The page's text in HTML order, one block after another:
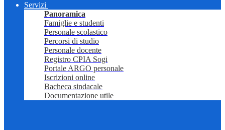
Servizi
Panoramica
Famiglie e studenti
Personale scolastico
Percorsi di studio
Personale docente
Registro CPIA Sogi
Portale ARGO personale
Iscrizioni online
Bacheca sindacale
Documentazione utile